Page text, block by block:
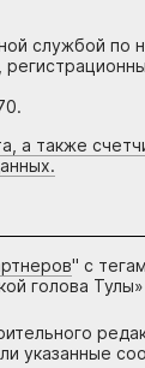
службой по
а также
" с
голова
указанные